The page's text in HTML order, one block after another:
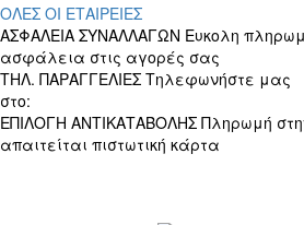
ΟΛΕΣ ΟΙ ΕΤΑΙΡΕΙΕΣ
ΑΣΦΑΛΕΙΑ ΣΥΝΑΛΛΑΓΩΝ Ευκολη
ασφάλεια στις αγορές σας
ΤΗΛ. ΠΑΡΑΓΓΕΛΙΕΣ Τηλεφωνήστε μας
στο:
ΕΠΙΛΟΓΗ ΑΝΤΙΚΑΤΑΒΟΛΗΣ Πληρωμή
απαιτείται πιστωτική κάρτα